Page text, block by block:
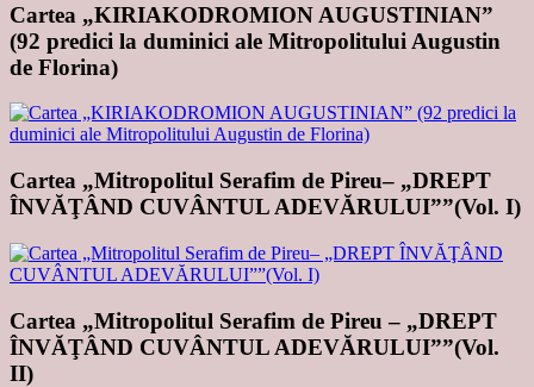
Cartea „KIRIAKODROMION AUGUSTINIAN”
(92 predici la duminici ale Mitropolitului Augustin
de Florina)
Cartea „Mitropolitul Serafim de Pireu– „DREPT
ÎNVĂŢÂND CUVÂNTUL ADEVĂRULUI””(Vol. I)
Cartea „Mitropolitul Serafim de Pireu – „DREPT
ÎNVĂŢÂND CUVÂNTUL ADEVĂRULUI””(Vol.
II)